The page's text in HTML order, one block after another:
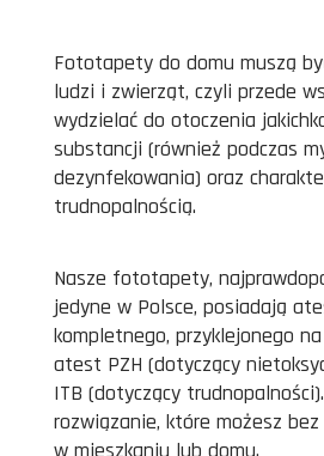
Fototapety do domu muszą
ludzi i zwierząt, czyli przede
wydzielać do otoczenia
substancji (również podczas
dezynfekowania) oraz
trudnopalnością.
Nasze fototapety,
jedyne w Polsce, posiadają
kompletnego, przyklejonego
atest PZH (dotyczący
ITB (dotyczący
rozwiązanie, które możesz